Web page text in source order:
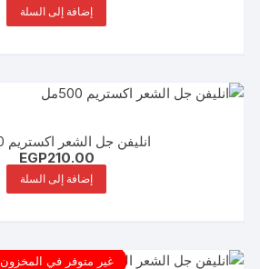
إضافة إلى السلة
انليفن جل الشعر اكستريم 500مل
EGP210.00
إضافة إلى السلة
غير متوفر في المخزون